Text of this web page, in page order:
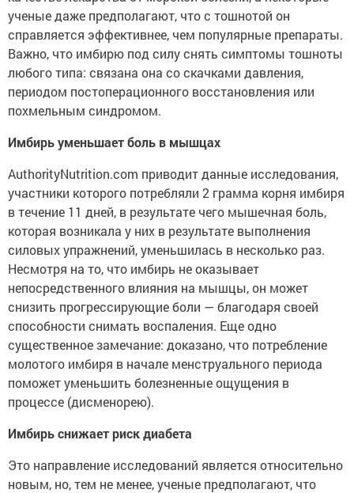
ученые даже предполагают, что с тошнотой он
справляется эффективнее, чем популярные препараты.
Важно, что имбирю под силу снять симптомы тошноты
любого типа: связана она со скачками давления,
периодом постоперационного восстановления или
похмельным синдромом.
Имбирь уменьшает боль в мышцах
AuthorityNutrition.com приводит данные исследования,
участники которого потребляли 2 грамма корня имбиря
в течение 11 дней, в результате чего мышечная боль,
которая возникала у них в результате выполнения
силовых упражнений, уменьшилась в несколько раз.
Несмотря на то, что имбирь не оказывает
непосредственного влияния на мышцы, он может
снизить прогрессирующие боли — благодаря своей
способности снимать воспаления. Еще одно
существенное замечание: доказано, что потребление
молотого имбиря в начале менструального периода
поможет уменьшить болезненные ощущения в
процессе (дисменорею).
Имбирь снижает риск диабета
Это направление исследований является относительно
новым, но, тем не менее, ученые предполагают, что